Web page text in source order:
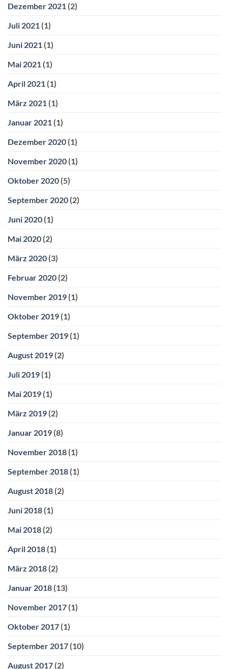
Dezember 2021 (2)
Juli 2021 (1)
Juni 2021 (1)
Mai 2021 (1)
April 2021 (1)
März 2021 (1)
Januar 2021 (1)
Dezember 2020 (1)
November 2020 (1)
Oktober 2020 (5)
September 2020 (2)
Juni 2020 (1)
Mai 2020 (2)
März 2020 (3)
Februar 2020 (2)
November 2019 (1)
Oktober 2019 (1)
September 2019 (1)
August 2019 (2)
Juli 2019 (1)
Mai 2019 (1)
März 2019 (2)
Januar 2019 (8)
November 2018 (1)
September 2018 (1)
August 2018 (2)
Juni 2018 (1)
Mai 2018 (2)
April 2018 (1)
März 2018 (2)
Januar 2018 (13)
November 2017 (1)
Oktober 2017 (1)
September 2017 (10)
August 2017 (2)